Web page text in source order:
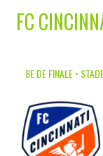
FC
8E DE FINALE •